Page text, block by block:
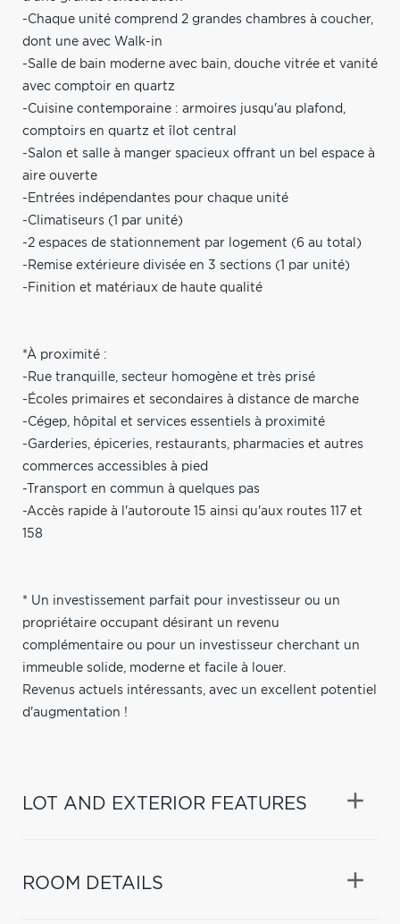
-Chaque unité comprend 2 grandes chambres à coucher,
dont une avec Walk-in
-Salle de bain moderne avec bain, douche vitrée et vanité
avec comptoir en quartz
-Cuisine contemporaine : armoires jusqu'au plafond,
comptoirs en quartz et îlot central
-Salon et salle à manger spacieux offrant un bel espace à
aire ouverte
-Entrées indépendantes pour chaque unité
-Climatiseurs (1 par unité)
-2 espaces de stationnement par logement (6 au total)
-Remise extérieure divisée en 3 sections (1 par unité)
-Finition et matériaux de haute qualité
*À proximité :
-Rue tranquille, secteur homogène et très prisé
-Écoles primaires et secondaires à distance de marche
-Cégep, hôpital et services essentiels à proximité
-Garderies, épiceries, restaurants, pharmacies et autres
commerces accessibles à pied
-Transport en commun à quelques pas
-Accès rapide à l'autoroute 15 ainsi qu'aux routes 117 et
158
* Un investissement parfait pour investisseur ou un
propriétaire occupant désirant un revenu
complémentaire ou pour un investisseur cherchant un
immeuble solide, moderne et facile à louer.
Revenus actuels intéressants, avec un excellent potentiel
d'augmentation !
LOT AND EXTERIOR FEATURES
ROOM DETAILS